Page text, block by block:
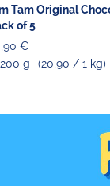
Tam Original
of 5
€
g
(20,90 / 1 kg)